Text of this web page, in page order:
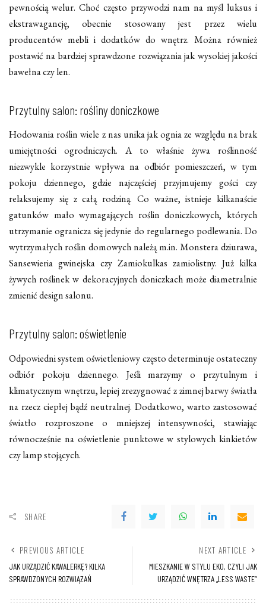
pewnością welur. Choć często przywodzi nam na myśl luksus i
ekstrawagancję, obecnie stosowany jest przez wielu
producentów mebli i dodatków do wnętrz. Można również
postawić na bardziej sprawdzone rozwiązania jak wysokiej jakości
bawełna czy len.
Przytulny salon: rośliny doniczkowe
Hodowania roślin wiele z nas unika jak ognia ze względu na brak
umiejętności ogrodniczych. A to właśnie żywa roślinność
niezwykle korzystnie wpływa na odbiór pomieszczeń, w tym
pokoju dziennego, gdzie najczęściej przyjmujemy gości czy
relaksujemy się z całą rodziną. Co ważne, istnieje kilkanaście
gatunków mało wymagających roślin doniczkowych, których
utrzymanie ogranicza się jedynie do regularnego podlewania. Do
wytrzymałych roślin domowych należą m.in. Monstera dziurawa,
Sansewieria gwinejska czy Zamiokulkas zamiolistny. Już kilka
żywych roślinek w dekoracyjnych doniczkach może diametralnie
zmienić design salonu.
Przytulny salon: oświetlenie
Odpowiedni system oświetleniowy często determinuje ostateczny
odbiór pokoju dziennego. Jeśli marzymy o przytulnym i
klimatycznym wnętrzu, lepiej zrezygnować z zimnej barwy światła
na rzecz ciepłej bądź neutralnej. Dodatkowo, warto zastosować
światło rozproszone o mniejszej intensywności, stawiając
równocześnie na oświetlenie punktowe w stylowych kinkietów
czy lamp stojących.
SHARE
PREVIOUS ARTICLE
JAK URZĄDZIĆ KAWALERKĘ? KILKA
SPRAWDZONYCH ROZWIĄZAŃ
NEXT ARTICLE
MIESZKANIE W STYLU EKO, CZYLI JAK
URZĄDZIĆ WNĘTRZA „LESS WASTE”